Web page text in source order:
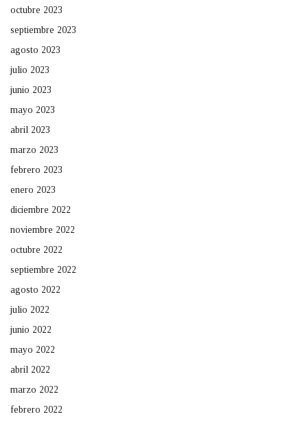
octubre 2023
septiembre 2023
agosto 2023
julio 2023
junio 2023
mayo 2023
abril 2023
marzo 2023
febrero 2023
enero 2023
diciembre 2022
noviembre 2022
octubre 2022
septiembre 2022
agosto 2022
julio 2022
junio 2022
mayo 2022
abril 2022
marzo 2022
febrero 2022